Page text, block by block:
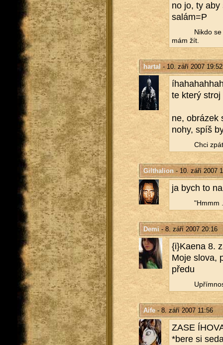
no jo, ty
salám=P
Nikdo
mám žít.
hartal - 10. září 2007 19:52
te který
ne, ob­rá­zek
nohy, spíš
Chci
Gilthalion - 10. září 2007
ja bych to
"Hmmm
Demi - 8. září 2007 20:16
{i}Kaena 8.
Moje slova,
pře­du
Aife- 8. září 2007 11:56
ZASE
*bere si